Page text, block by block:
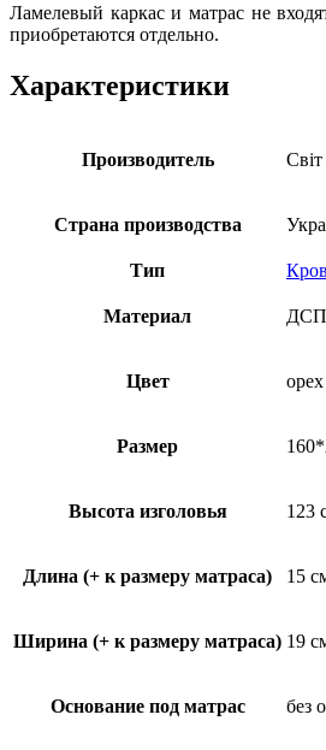
Ламелевый каркас и матрас не
приобретаются отдельно.
Характеристики
Производитель
Страна производства
Тип
Материал ДСП
Цвет орех
Размер
Высота изголовья 123
Длина (+ к размеру матраса) 15
Ширина (+ к размеру матраса) 19
Основание под матрас без